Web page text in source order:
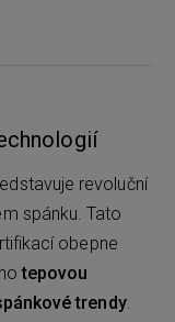
revoluční
spánku. Tato
obepne
tepovou
trendy.